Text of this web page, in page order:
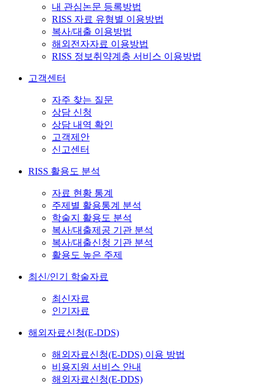
내 관심논문 등록방법
RISS 자료 유형별 이용방법
복사/대출 이용방법
해외전자자료 이용방법
RISS 정보취약계층 서비스 이용방법
고객센터
자주 찾는 질문
상담 신청
상담 내역 확인
고객제안
신고센터
RISS 활용도 분석
자료 현황 통계
주제별 활용통계 분석
학술지 활용도 분석
복사/대출제공 기관 분석
복사/대출신청 기관 분석
활용도 높은 주제
최신/인기 학술자료
최신자료
인기자료
해외자료신청(E-DDS)
해외자료신청(E-DDS) 이용 방법
비용지원 서비스 안내
해외자료신청(E-DDS)